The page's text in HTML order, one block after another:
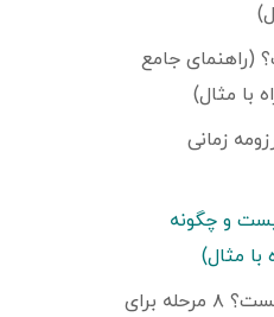
(راهنمای جامع
با مثال)
زمانی
و چگونه
مثال)
رزومه اینفوگرافیک چیست؟ ۸ مرحله برای